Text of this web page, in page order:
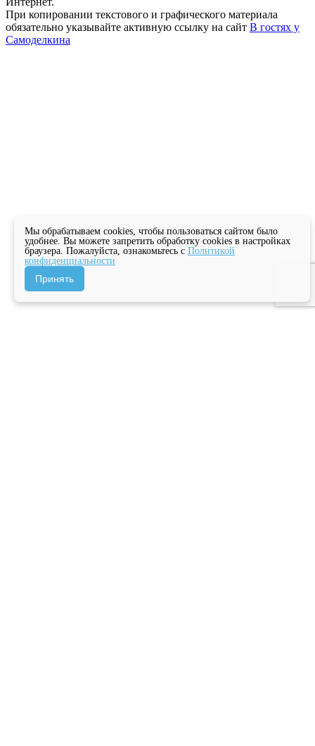
При копировании текстового и графического материала
обязательно указывайте активную ссылку на сайт В гостях у
Самоделкина
Мы обрабатываем cookies, чтобы пользоваться сайтом было
удобнее. Вы можете запретить обработку cookies в настройках
браузера. Пожалуйста, ознакомьтесь с Политикой
конфиденциальности
Принять